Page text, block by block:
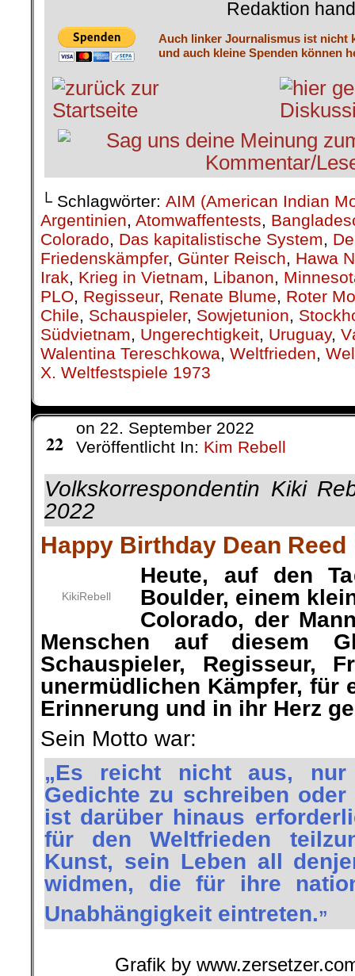
Redaktion
Auch linker Journalismus ist nicht
und auch kleine Spenden können
└ Schlagwörter: AIM (American Indian
Argentinien, Atomwaffentests,
Colorado, Das kapitalistische System,
Friedenskämpfer, Günter Reisch, Hawa
Irak, Krieg in Vietnam, Libanon,
PLO, Regisseur, Renate Blume, Roter
Chile, Schauspieler, Sowjetunion,
Südvietnam, Ungerechtigkeit, Uruguay,
Walentina Tereschkowa, Weltfrieden,
X. Weltfestspiele 1973
22
on 22. September 2022
Veröffentlicht In: Kim Rebell
Volkskorrespondentin Kiki
2022
Happy Birthday Dean Reed
KikiRebell
Heute, auf den
Boulder, einem
Colorado, der
Menschen auf diesem
Schauspieler, Regisseur,
unermüdlichen Kämpfer, für
Erinnerung und in ihr Herz
Sein Motto war:
„Es reicht nicht aus,
Gedichte zu schreiben
ist darüber hinaus
für den Weltfrieden
Kunst, sein Leben all
widmen, die für ihre
Unabhängigkeit eintreten.„
Grafik by